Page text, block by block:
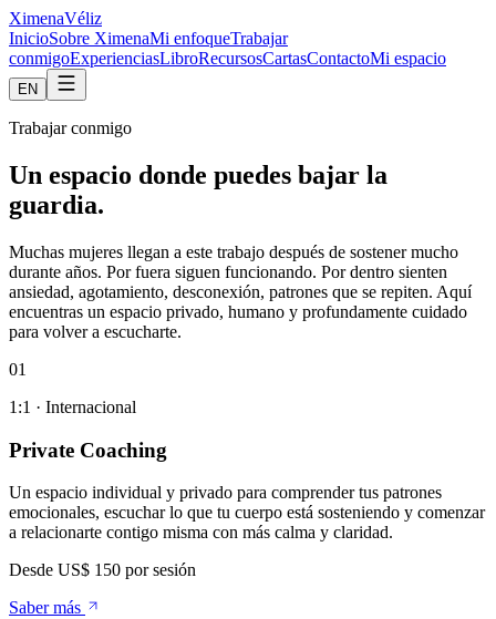
XimenaVéliz
InicioSobre XimenaMi enfoqueTrabajar
conmigoExperienciasLibroRecursosCartasContactoMi espacio
EN
Trabajar conmigo
Un espacio donde puedes bajar la
guardia.
Muchas mujeres llegan a este trabajo después de sostener mucho
durante años. Por fuera siguen funcionando. Por dentro sienten
ansiedad, agotamiento, desconexión, patrones que se repiten. Aquí
encuentras un espacio privado, humano y profundamente cuidado
para volver a escucharte.
01
1:1 · Internacional
Private Coaching
Un espacio individual y privado para comprender tus patrones
emocionales, escuchar lo que tu cuerpo está sosteniendo y comenzar
a relacionarte contigo misma con más calma y claridad.
Desde US$ 150 por sesión
Saber más